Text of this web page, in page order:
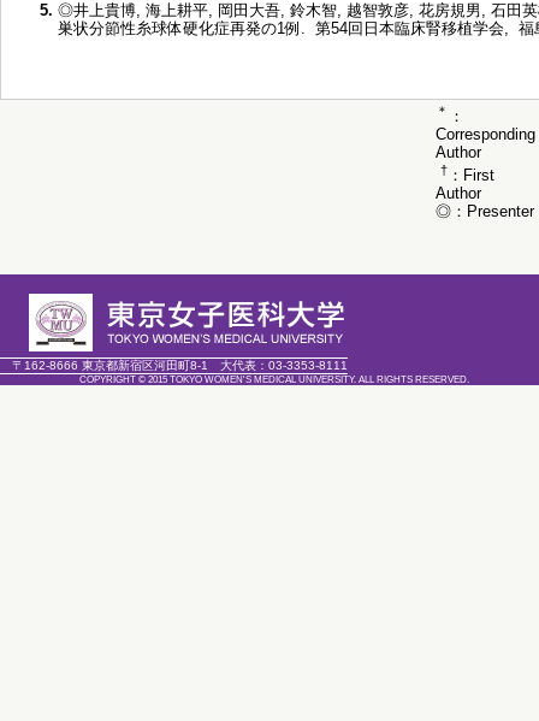
5. ◎井上貴博, 海上耕平, 岡田大吾, 鈴木智, 越智敦彦, 花房規男, 石田
巣状分節性糸球体硬化症再発の1例. 第54回日本臨床腎移植学会,
＊
：
Corresponding
Author
† ：First
Author
◎：Presenter
〒162-8666 東京都新宿区河田町8-1 大代表： 03-3353-8111
COPYRIGHT © 2015 TOKYO WOMEN'S MEDICAL UNIVERSITY. ALL RIGHTS RESERVED.